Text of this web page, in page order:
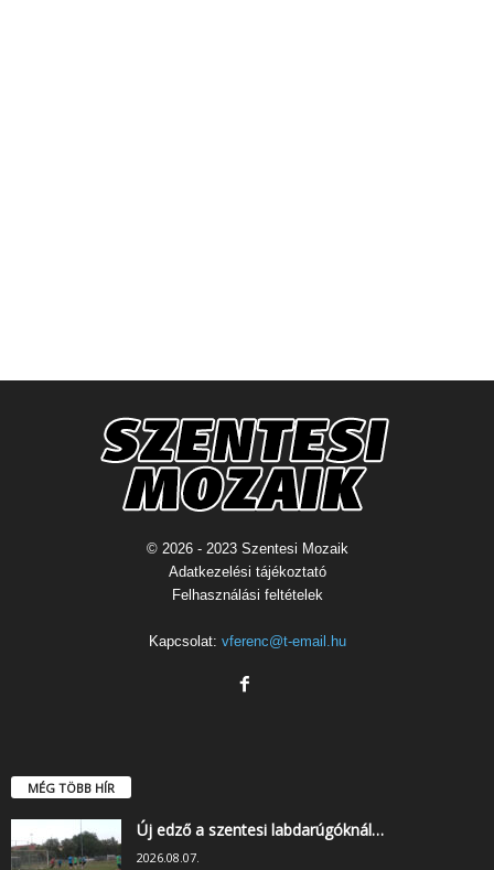
© 2026 - 2023 Szentesi Mozaik
Adatkezelési tájékoztató
Felhasználási feltételek
Kapcsolat: vferenc@t-email.hu
MÉG TÖBB HÍR
Új edző a szentesi labdarúgóknál…
2026.08.07.